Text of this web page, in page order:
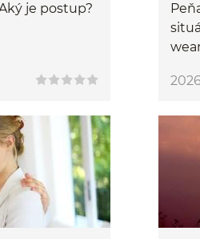
je postup?